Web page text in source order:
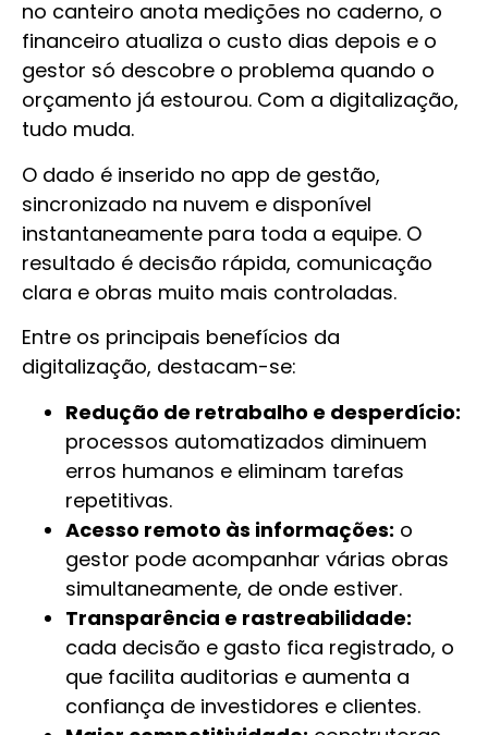
no canteiro anota medições no caderno, o
financeiro atualiza o custo dias depois e o
gestor só descobre o problema quando o
orçamento já estourou. Com a digitalização,
tudo muda.
O dado é inserido no app de gestão,
sincronizado na nuvem e disponível
instantaneamente para toda a equipe. O
resultado é decisão rápida, comunicação
clara e obras muito mais controladas.
Entre os principais benefícios da
digitalização, destacam-se:
Redução de retrabalho e desperdício:
processos automatizados diminuem
erros humanos e eliminam tarefas
repetitivas.
Acesso remoto às informações: o
gestor pode acompanhar várias obras
simultaneamente, de onde estiver.
Transparência e rastreabilidade:
cada decisão e gasto fica registrado, o
que facilita auditorias e aumenta a
confiança de investidores e clientes.